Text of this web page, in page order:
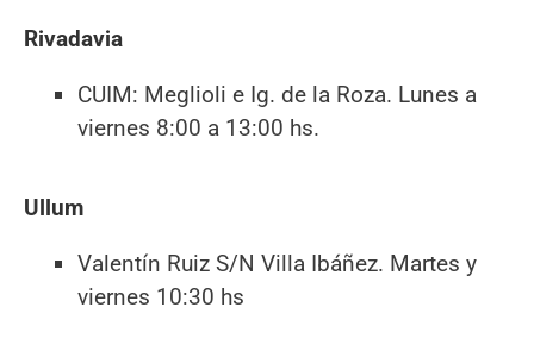
Rivadavia
CUIM: Meglioli e Ig. de la Roza. Lunes a
viernes 8:00 a 13:00 hs.
Ullum
Valentín Ruiz S/N Villa Ibáñez. Martes y
viernes 10:30 hs